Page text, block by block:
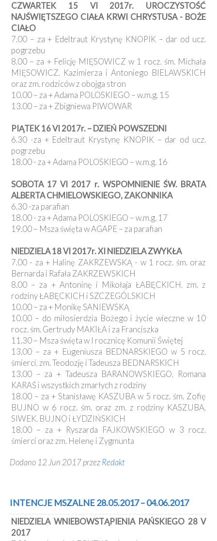
CZWARTEK 15 VI 2017r. UROCZYSTOŚĆ
NAJŚWIĘTSZEGO CIAŁA KRWI CHRYSTUSA - BOŻE
CIAŁO
7.00 – za + Edeltraut Krystynę KNOPIK – dar od ucz.
pogrzebu
8.00 – za + Felicję MIĘSOWICZ w 1 rocz. śm. Michała
MIĘSOWICZ, Kazimierza i Antoniego BIELAWSKICH
oraz zm. rodziców z obojga stron
10.00 – za + Adama POLOSKIEGO – w.m.g. 15
13.00 – za + Zbigniewa PIWOWAR
PIĄTEK 16 VI 2017r. – DZIEŃ POWSZEDNI
6.30 -za + Edeltraut Krystynę KNOPIK – dar od ucz.
pogrzebu
18.00 - za + Adama POLOSKIEGO – w.m.g. 16
SOBOTA 17 VI 2017 r. WSPOMNIENIE ŚW. BRATA
ALBERTA CHMIELOWSKIEGO, ZAKONNIKA
6.30 -za parafian
18.00 - za + Adama POLOSKIEGO – w.m.g. 17
19.00 – Msza święta w AGAPE – za parafian
NIEDZIELA 18 VI 2017r. XI NIEDZIELA ZWYKŁA
7.00 - za + Halinę ZAKRZEWSKĄ - w 1 rocz. śm. oraz
Bernarda i Rafała ZAKRZEWSKICH
8.00 – za + Antoninę i Mikołaja ŁABĘCKICH, zm. z
rodziny ŁABĘCKICH i SZCZEGÓLSKICH
10.00 – za + Monikę SANIEWSKĄ
10.00 – do miłosierdzia Bożego i życie wieczne w 10
rocz. śm. Gertrudy MAKIŁA i za Franciszka
11.30 – Msza święta w I rocznicę Komunii Świętej
13.00 – za + Eugeniusza BEDNARSKIEGO w 5 rocz.
śmierci, zm. Teodozję i Tadeusza BEDNARSKICH
13.00 – za + Tadeusza BARANOWSKIEGO, Romana
KARAŚ i wszystkich zmarłych z rodziny
18.00 – za + Stanisławę KASZUBA w 5 rocz. śm. Zofię
BUJNO w 6 rocz. śm. oraz zm. z rodziny KASZUBA,
SIWEK, BUJNO i ŁYDZIŃSKICH
18.00 – za + Ryszarda FAJKOWSKIEGO w 3 rocz.
śmierci oraz zm. Helenę i Zygmunta
Dodano 12 Jun 2017 przezRedakt
INTENCJE MSZALNE 28.05.2017 – 04.06.2017
NIEDZIELA WNIEBOWSTĄPIENIA PAŃSKIEGO 28 V
2017